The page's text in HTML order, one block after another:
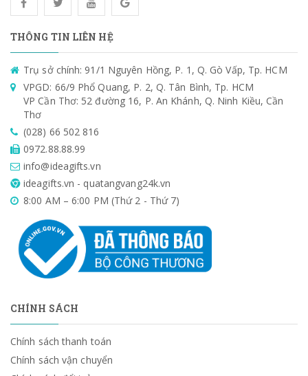
THÔNG TIN LIÊN HỆ
Trụ sở chính: 91/1 Nguyên Hồng, P. 1, Q. Gò Vấp, Tp. HCM
VPGD: 66/9 Phổ Quang, P. 2, Q. Tân Bình, Tp. HCM
VP Cần Thơ: 52 đường 16, P. An Khánh, Q. Ninh Kiều, Cần
Thơ
(028) 66 502 816
0972.88.88.99
info@ideagifts.vn
ideagifts.vn - quatangvang24k.vn
8:00 AM – 6:00 PM (Thứ 2 - Thứ 7)
CHÍNH SÁCH
Chính sách thanh toán
Chính sách vận chuyển